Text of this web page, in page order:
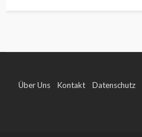
Über Uns Kontakt Datenschutz